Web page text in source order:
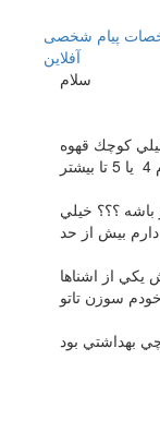
پیام شخصی
آفلاين
سلام
كوچك قهوه
؟؟؟ خيلي
يكي از اشناها
سوزن تاتو
بهداشتي بود